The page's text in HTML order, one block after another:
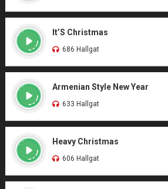
It’S Christmas
686 Hallgat
Armenian Style New Year
633 Hallgat
Heavy Christmas
606 Hallgat